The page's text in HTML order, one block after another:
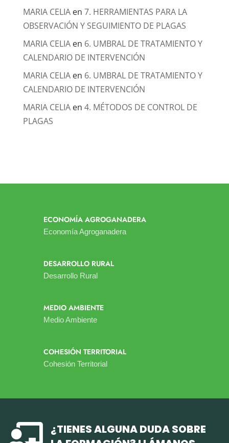
MARIA CELIAen 7. HERRAMIENTAS PARA LA
OBSERVACIÓN Y SEGUIMIENTO DE PLAGAS
MARIA CELIAen 6. UMBRAL DE TRATAMIENTO Y
CALENDARIO DE INTERVENCIÓN
MARIA CELIAen 6. UMBRAL DE TRATAMIENTO Y
CALENDARIO DE INTERVENCIÓN
MARIA CELIAen 4. MÉTODOS DE CONTROL DE
PLAGAS
ECONOMÍA AGROGANADERA
Economía Agroganadera
DESARROLLO RURAL
Desarrollo Rural
MEDIO AMBIENTE
Medio Ambiente
COHESIÓN TERRITORIAL
Cohesión Territorial
 ¿TIENES ALGUNA DUDA SOBRE